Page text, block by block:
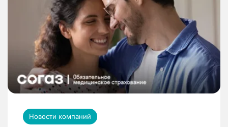
Новости компаний